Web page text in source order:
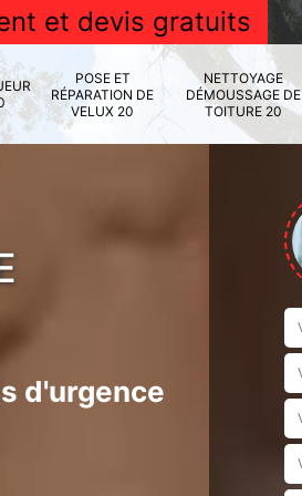
et devis gratuits
POSE ET
RÉPARATION DE
VELUX 20
NETTOYAGE
DÉMOUSSAGE DE
TOITURE 20
d'urgence